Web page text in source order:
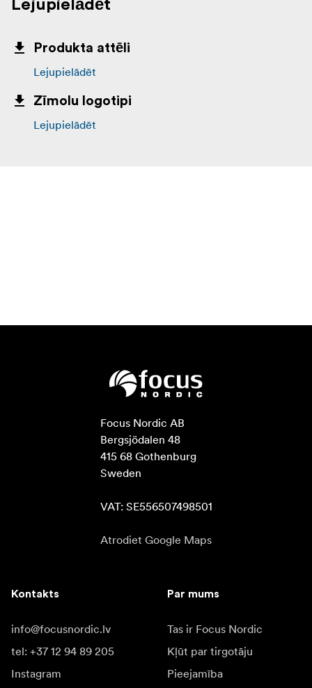
Lejupielādēt
Produkta attēli
Lejupielādēt
Zīmolu logotipi
Lejupielādēt
Focus Nordic AB
Bergsjödalen 48
415 68 Gothenburg
Sweden
VAT: SE556507498501
Atrodiet Google Maps
Kontakts
info@focusnordic.lv
tel: +37 12 94 89 205
Instagram
Par mums
Tas ir Focus Nordic
Kļūt par tirgotāju
Pieejamība